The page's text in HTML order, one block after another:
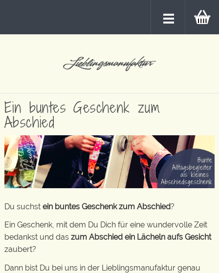
Ein buntes Geschenk zum
Abschied
Du suchst ein buntes Geschenk zum Abschied?
Ein Geschenk, mit dem Du Dich für eine wundervolle Zeit
bedankst und das zum Abschied ein Lächeln aufs Gesicht
zaubert?
Dann bist Du bei uns in der Lieblingsmanufaktur genau